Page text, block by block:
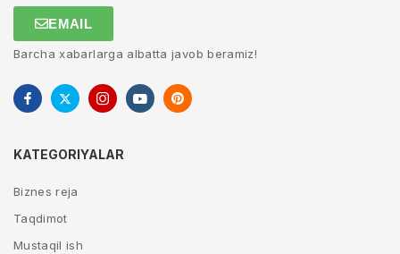
EMAIL
Barcha xabarlarga albatta javob beramiz!
KATEGORIYALAR
Biznes reja
Taqdimot
Mustaqil ish